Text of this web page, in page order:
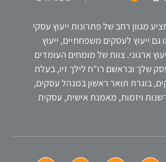
מגוון רחב של פתרונות ייעוץ עסקי
ייעוץ לעסקים משפחתיים, ייעוץ
ארגוני. צוות של מומחים העומדים
שלך ובראשם רו"ח לילך זיו, בעלת
בוגרת תואר ראשון במנהל עסקים,
ויזמות, מאמנת אישית, עסקית